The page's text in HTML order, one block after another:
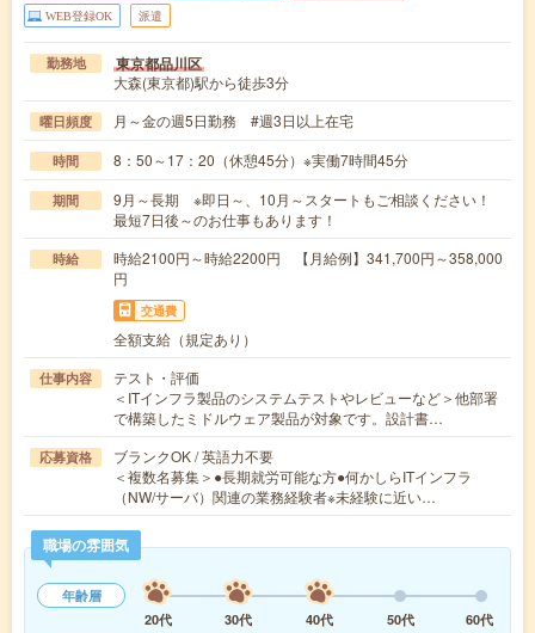
WEB登録OK 派遣
勤務地 東京都品川区
大森(東京都)駅から徒歩3分
曜日頻度 月～金の週5日勤務 #週3日以上在宅
時間 8：50～17：20（休憩45分）※実働7時間45分
期間
9月～長期 ※即日～、10月～スタートもご相談ください！
最短7日後～のお仕事もあります！
時給
時給2100円～時給2200円 【月給例】341,700円～358,000
円
交通費
全額支給（規定あり）
仕事内容
テスト・評価
＜ITインフラ製品のシステムテストやレビューなど＞他部署
で構築したミドルウェア製品が対象です。設計書…
応募資格
ブランクOK / 英語力不要
＜複数名募集＞●長期就労可能な方●何かしらITインフラ
（NW/サーバ）関連の業務経験者※未経験に近い…
職場の雰囲気
年齢層
20代
30代 40代 50代
60代